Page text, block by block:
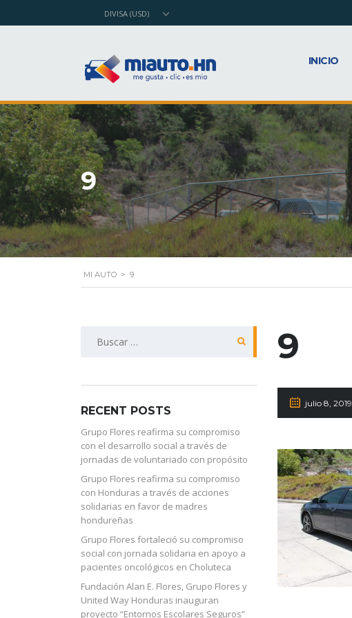
DIVISA (USD)
INICIO
9
MI AUTO > 9
9
julio 8, 2019
RECENT POSTS
Grupo Flores reafirma su compromiso
con el desarrollo social a través de
jornadas de voluntariado con propósito
Grupo Flores reafirma su compromiso
con Honduras a través de acciones
solidarias en favor de madres
hondureñas
Grupo Flores fortaleció su compromiso
social con jornada solidaria en apoyo a
pacientes oncológicos en Choluteca
Fundación Alan E. Flores, Grupo Flores y
United Way Honduras inauguran
proyecto “Entornos Escolares Seguros”